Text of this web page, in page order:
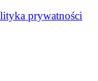
prywatności